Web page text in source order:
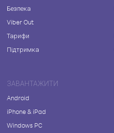
Безпека
Viber Out
Тарифи
Підтримка
ЗАВАНТАЖИТИ
Android
iPhone & iPad
Windows PC